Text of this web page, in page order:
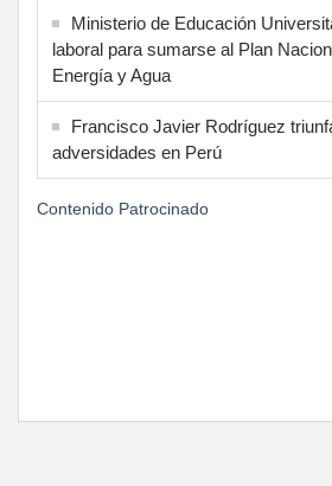
Ministerio de Educación
laboral para sumarse al Plan
Energía y Agua
Francisco Javier Rodríguez
adversidades en Perú
Contenido Patrocinado